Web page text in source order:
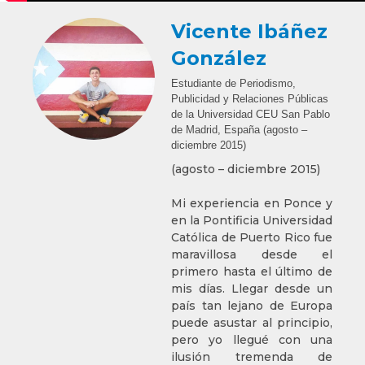
Vicente Ibáñez
González
Estudiante de Periodismo,
Publicidad y Relaciones Públicas
de la Universidad CEU San Pablo
de Madrid, España (agosto –
diciembre 2015)
(agosto – diciembre 2015)
Mi experiencia en Ponce y
en la Pontificia Universidad
Católica de Puerto Rico fue
maravillosa desde el
primero hasta el último de
mis días. Llegar desde un
país tan lejano de Europa
puede asustar al principio,
pero yo llegué con una
ilusión tremenda de